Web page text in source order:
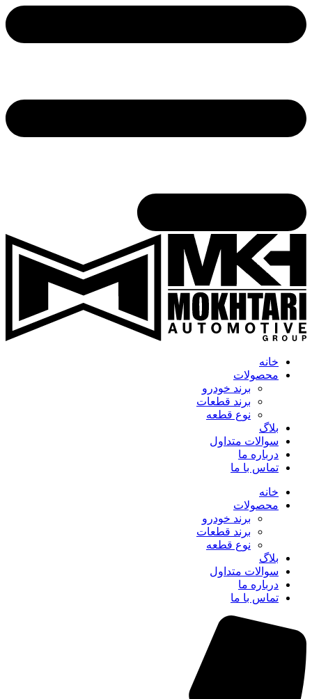
خانه
محصولات
برند خودرو
برند قطعات
نوع قطعه
بلاگ
سوالات متداول
درباره ما
تماس با ما
خانه
محصولات
برند خودرو
برند قطعات
نوع قطعه
بلاگ
سوالات متداول
درباره ما
تماس با ما